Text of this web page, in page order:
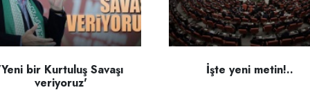
bir Kurtuluş Savaşı
veriyoruz'
İşte yeni metin!..